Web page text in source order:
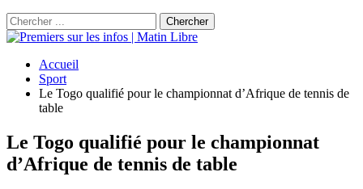
Accueil
Sport
Le Togo qualifié pour le championnat d’Afrique de tennis de
table
Le Togo qualifié pour le championnat
d’Afrique de tennis de table